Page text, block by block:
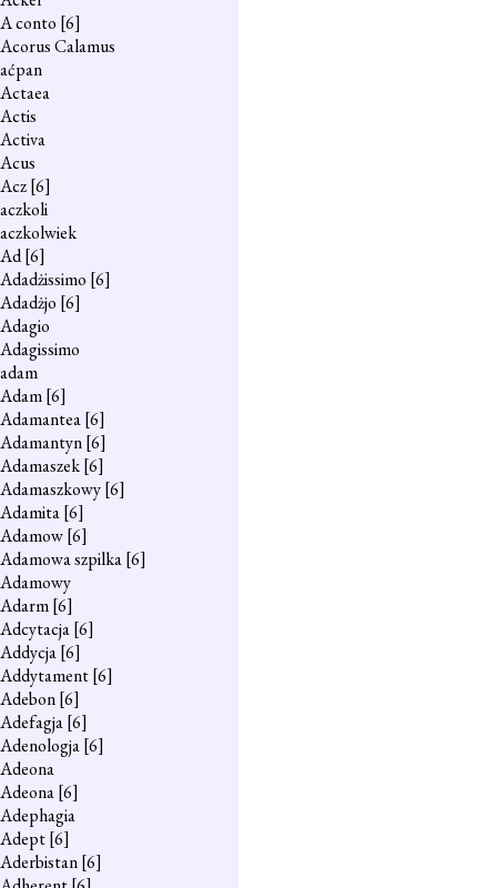
A conto [6]
Acorus Calamus
aćpan
Actaea
Actis
Activa
Acus
Acz[6]
aczkoli
aczkolwiek
Ad[6]
Adadżissimo [6]
Adadżjo [6]
Adagio
Adagissimo
adam
Adam[6]
Adamantea[6]
Adamantyn[6]
Adamaszek[6]
Adamaszkowy[6]
Adamita[6]
Adamow[6]
Adamowa szpilka[6]
Adamowy
Adarm[6]
Adcytacja[6]
Addycja[6]
Addytament[6]
Adebon[6]
Adefagja[6]
Adenologja[6]
Adeona
Adeona[6]
Adephagia
Adept[6]
Aderbistan[6]